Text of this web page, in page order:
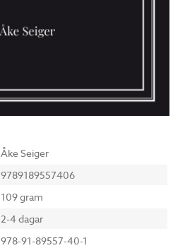
Åke Seiger
9789189557406
109 gram
2-4 dagar
978-91-89557-40-1